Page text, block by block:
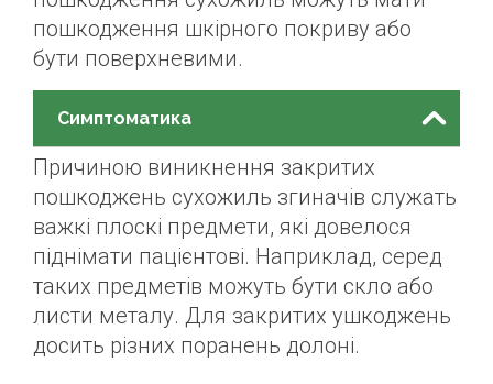
пошкодження шкірного покриву або
бути поверхневими.
Симптоматика
Причиною виникнення закритих
пошкоджень сухожиль згиначів служать
важкі плоскі предмети, які довелося
піднімати пацієнтові. Наприклад, серед
таких предметів можуть бути скло або
листи металу. Для закритих ушкоджень
досить різних поранень долоні.